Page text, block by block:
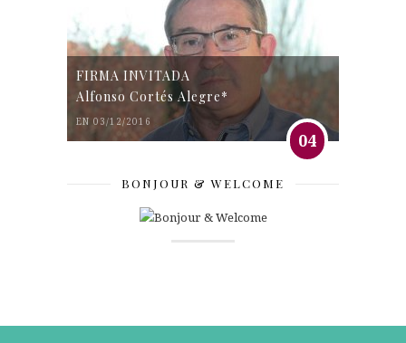
FIRMA INVITADA
Alfonso Cortés Alegre*
EN 03/12/2016
04
BONJOUR & WELCOME